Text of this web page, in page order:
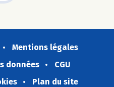
Mentions légales
données
CGU
Plan du site